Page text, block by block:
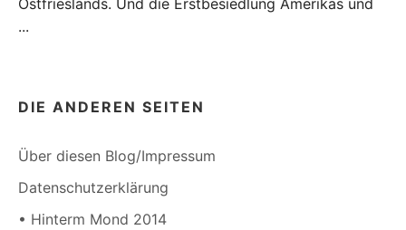
Ostfrieslands. Und die Erstbesiedlung Amerikas und
...
DIE ANDEREN SEITEN
Über diesen Blog/Impressum
Datenschutzerklärung
• Hinterm Mond 2014